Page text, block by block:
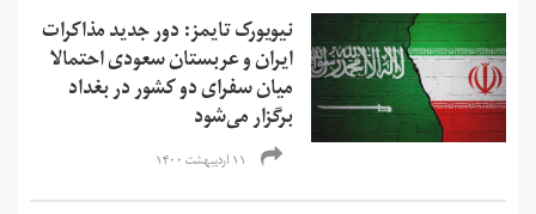
نیویورک تایمز: دور جدید مذاکرات
ایران و عربستان سعودی احتمالا
میان سفرای دو کشور در بغداد
برگزار می‌شود
۱۱ اردیبهشت ۱۴۰۰